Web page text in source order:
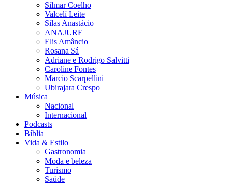
Silmar Coelho
Valcelí Leite
Silas Anastácio
ANAJURE
Elis Amâncio
Rosana Sá
Adriane e Rodrigo Salvitti
Caroline Fontes
Marcio Scarpellini
Ubirajara Crespo
Música
Nacional
Internacional
Podcasts
Bíblia
Vida & Estilo
Gastronomia
Moda e beleza
Turismo
Saúde